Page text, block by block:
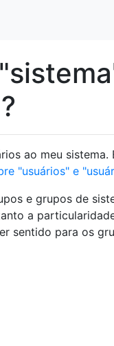
ao meu sistema.
"usuários" e
e grupos de
a
sentido para os